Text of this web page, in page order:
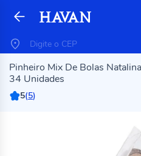
Pinheiro Mix De Bolas
34 Unidades
5(5)